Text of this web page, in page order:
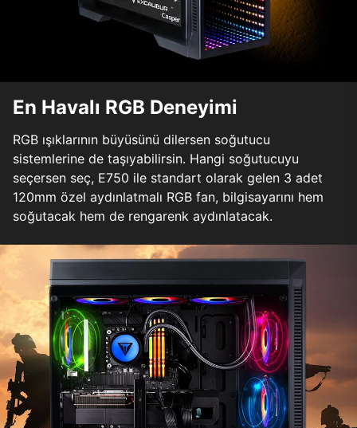
En Havalı RGB Deneyimi
RGB ışıklarının büyüsünü dilersen soğutucu
sistemlerine de taşıyabilirsin. Hangi soğutucuyu
seçersen seç, E750 ile standart olarak gelen 3 adet
120mm özel aydınlatmalı RGB fan, bilgisayarını hem
soğutacak hem de rengarenk aydınlatacak.